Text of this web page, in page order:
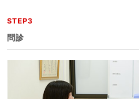
STEP3
問診